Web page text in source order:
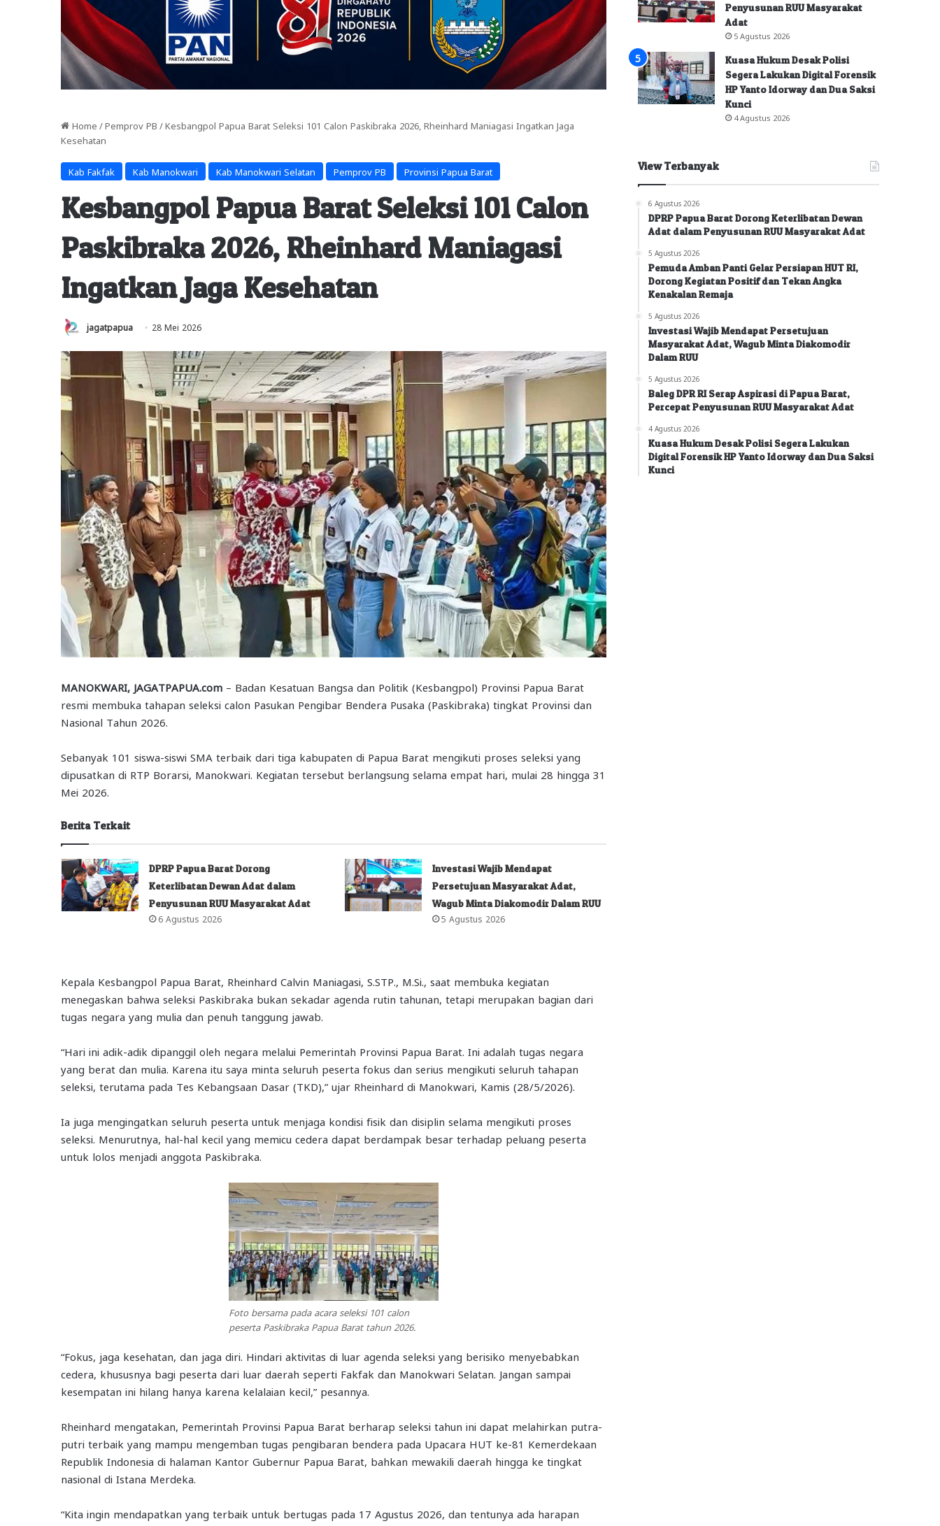
Home / Pemprov PB / Kesbangpol Papua Barat Seleksi 101 Calon Paskibraka 2026, Rheinhard Maniagasi Ingatkan Jaga
Kesehatan
Kab Fakfak Kab Manokwari Kab Manokwari Selatan Pemprov PB Provinsi Papua Barat
Kesbangpol Papua Barat Seleksi 101 Calon
Paskibraka 2026, Rheinhard Maniagasi
Ingatkan Jaga Kesehatan
jagatpapua 28 Mei 2026
MANOKWARI, JAGATPAPUA.com – Badan Kesatuan Bangsa dan Politik (Kesbangpol) Provinsi Papua Barat
resmi membuka tahapan seleksi calon Pasukan Pengibar Bendera Pusaka (Paskibraka) tingkat Provinsi dan
Nasional Tahun 2026.
Sebanyak 101 siswa-siswi SMA terbaik dari tiga kabupaten di Papua Barat mengikuti proses seleksi yang
dipusatkan di RTP Borarsi, Manokwari. Kegiatan tersebut berlangsung selama empat hari, mulai 28 hingga 31
Mei 2026.
Berita Terkait
DPRP Papua Barat Dorong
Keterlibatan Dewan Adat dalam
Penyusunan RUU Masyarakat Adat
6 Agustus 2026
Investasi Wajib Mendapat
Persetujuan Masyarakat Adat,
Wagub Minta Diakomodir Dalam RUU
5 Agustus 2026
Kepala Kesbangpol Papua Barat, Rheinhard Calvin Maniagasi, S.STP., M.Si., saat membuka kegiatan
menegaskan bahwa seleksi Paskibraka bukan sekadar agenda rutin tahunan, tetapi merupakan bagian dari
tugas negara yang mulia dan penuh tanggung jawab.
“Hari ini adik-adik dipanggil oleh negara melalui Pemerintah Provinsi Papua Barat. Ini adalah tugas negara
yang berat dan mulia. Karena itu saya minta seluruh peserta fokus dan serius mengikuti seluruh tahapan
seleksi, terutama pada Tes Kebangsaan Dasar (TKD),” ujar Rheinhard di Manokwari, Kamis (28/5/2026).
Ia juga mengingatkan seluruh peserta untuk menjaga kondisi fisik dan disiplin selama mengikuti proses
seleksi. Menurutnya, hal-hal kecil yang memicu cedera dapat berdampak besar terhadap peluang peserta
untuk lolos menjadi anggota Paskibraka.
Foto bersama pada acara seleksi 101 calon
peserta Paskibraka Papua Barat tahun 2026.
“Fokus, jaga kesehatan, dan jaga diri. Hindari aktivitas di luar agenda seleksi yang berisiko menyebabkan
cedera, khususnya bagi peserta dari luar daerah seperti Fakfak dan Manokwari Selatan. Jangan sampai
kesempatan ini hilang hanya karena kelalaian kecil,” pesannya.
Rheinhard mengatakan, Pemerintah Provinsi Papua Barat berharap seleksi tahun ini dapat melahirkan putra-
putri terbaik yang mampu mengemban tugas pengibaran bendera pada Upacara HUT ke-81 Kemerdekaan
Republik Indonesia di halaman Kantor Gubernur Papua Barat, bahkan mewakili daerah hingga ke tingkat
nasional di Istana Merdeka.
“Kita ingin mendapatkan yang terbaik untuk bertugas pada 17 Agustus 2026, dan tentunya ada harapan
Penyusunan RUU Masyarakat
Adat
5 Agustus 2026
Kuasa Hukum Desak Polisi
Segera Lakukan Digital Forensik
HP Yanto Idorway dan Dua Saksi
Kunci
4 Agustus 2026
View Terbanyak
6 Agustus 2026
DPRP Papua Barat Dorong Keterlibatan Dewan
Adat dalam Penyusunan RUU Masyarakat Adat
5 Agustus 2026
Pemuda Amban Panti Gelar Persiapan HUT RI,
Dorong Kegiatan Positif dan Tekan Angka
Kenakalan Remaja
5 Agustus 2026
Investasi Wajib Mendapat Persetujuan
Masyarakat Adat, Wagub Minta Diakomodir
Dalam RUU
5 Agustus 2026
Baleg DPR RI Serap Aspirasi di Papua Barat,
Percepat Penyusunan RUU Masyarakat Adat
4 Agustus 2026
Kuasa Hukum Desak Polisi Segera Lakukan
Digital Forensik HP Yanto Idorway dan Dua Saksi
Kunci